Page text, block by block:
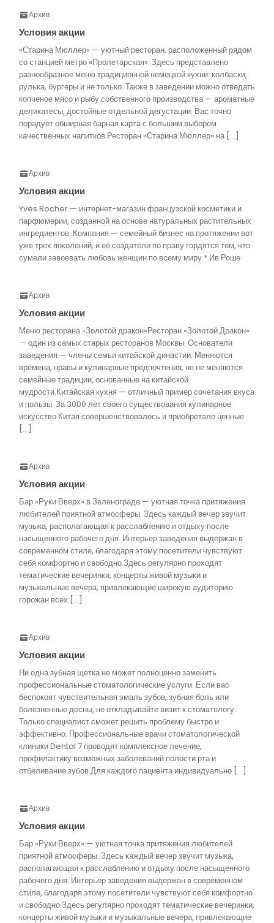
Архив
Условия акции
«Старина Мюллер» — уютный ресторан, расположенный рядом
со станцией метро «Пролетарская». Здесь представлено
разнообразное меню традиционной немецкой кухни: колбаски,
рулька, бургеры и не только. Также в заведении можно отведать
копченое мясо и рыбу собственного производства — ароматные
деликатесы, достойные отдельной дегустации. Вас точно
порадует обширная барная карта с большим выбором
качественных напитков.Ресторан «Старина Мюллер» на […]
Архив
Условия акции
Yves Rocher — интернет-магазин французской косметики и
парфюмерии, созданной на основе натуральных растительных
ингредиентов. Компания — семейный бизнес на протяжении вот
уже трех поколений, и её создатели по праву гордятся тем, что
сумели завоевать любовь женщин по всему миру.* Ив Роше
Архив
Условия акции
Меню ресторана «Золотой дракон»Ресторан «Золотой Дракон»
— один из самых старых ресторанов Москвы. Основатели
заведения — члены семьи китайской династии. Меняются
времена, нравы и кулинарные предпочтения, но не меняются
семейные традиции, основанные на китайской
мудрости.Китайская кухня — отличный пример сочетания вкуса
и пользы. За 3000 лет своего существования кулинарное
искусство Китая совершенствовалось и приобретало ценные
[…]
Архив
Условия акции
Бар «Руки Вверх» в Зеленограде — уютная точка притяжения
любителей приятной атмосферы. Здесь каждый вечер звучит
музыка, располагающая к расслаблению и отдыху после
насыщенного рабочего дня. Интерьер заведения выдержан в
современном стиле, благодаря этому посетители чувствуют
себя комфортно и свободно.Здесь регулярно проходят
тематические вечеринки, концерты живой музыки и
музыкальные вечера, привлекающие широкую аудиторию
горожан всех […]
Архив
Условия акции
Ни одна зубная щетка не может полноценно заменить
профессиональные стоматологические услуги. Если вас
беспокоят чувствительная эмаль зубов, зубная боль или
болезненные десны, не откладывайте визит к стоматологу.
Только специалист сможет решить проблему быстро и
эффективно. Профессиональные врачи стоматологической
клиники Dental 7 проводят комплексное лечение,
профилактику возможных заболеваний полости рта и
отбеливание зубов.Для каждого пациента индивидуально […]
Архив
Условия акции
Бар «Руки Вверх» — уютная точка притяжения любителей
приятной атмосферы. Здесь каждый вечер звучит музыка,
располагающая к расслаблению и отдыху после насыщенного
рабочего дня. Интерьер заведения выдержан в современном
стиле, благодаря этому посетители чувствуют себя комфортно
и свободно.Здесь регулярно проходят тематические вечеринки,
концерты живой музыки и музыкальные вечера, привлекающие